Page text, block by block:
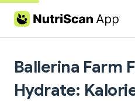
Skip to content
Ballerina Farm
Hydrate: